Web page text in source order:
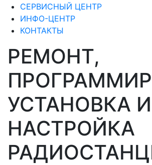
СЕРВИСНЫЙ ЦЕНТР
ИНФО-ЦЕНТР
КОНТАКТЫ
РЕМОНТ,
УСТАНОВКА И
НАСТРОЙКА